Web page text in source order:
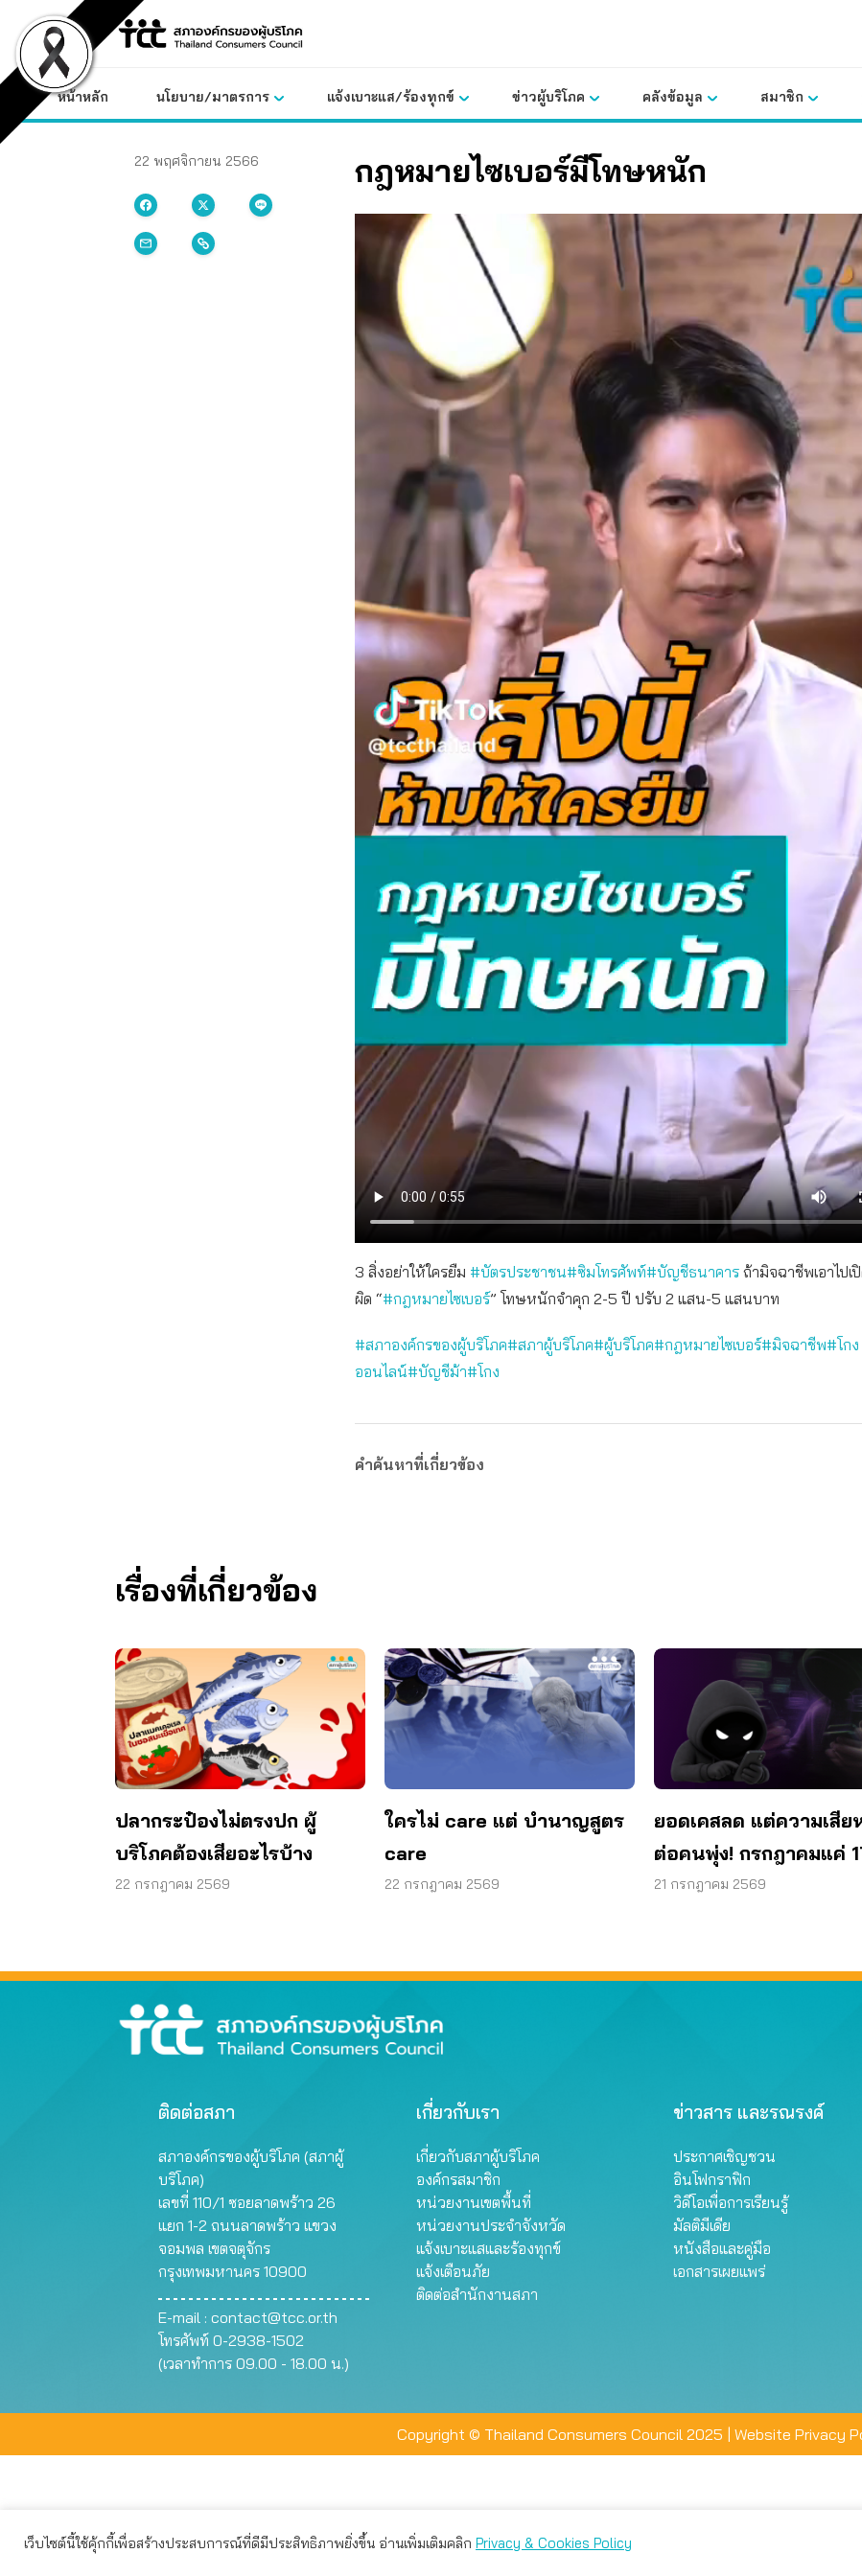
content
หน้าหลัก นโยบาย/มาตรการ แจ้งเบาะแส/ร้องทุกข์ ข่าวผู้บริโภค คลังข้อมูล สมาชิก
22 พฤศจิกายน 2566 กฎหมายไซเบอร์มีโทษหนัก
3 สิ่งอย่าให้ใครยืม #บัตรประชาชน#ซิมโทรศัพท์#บัญชีธนาคาร ถ้ามิจฉาชีพเอาไปเ
ผิด “#กฎหมายไซเบอร์” โทษหนักจำคุก 2-5 ปี ปรับ 2 แสน-5 แสนบาท
#สภาองค์กรของผู้บริโภค#สภาผู้บริโภค#ผู้บริโภค#กฎหมายไซเบอร์#มิจฉาชีพ#โกง
ออนไลน์#บัญชีม้า#โกง
คำค้นหาที่เกี่ยวข้อง
เรื่องที่เกี่ยวข้อง
ปลากระป๋องไม่ตรงปก ผู้
บริโภคต้องเสียอะไรบ้าง
22 กรกฎาคม 2569
ใครไม่ care แต่ บำนาญสูตร
care
22 กรกฎาคม 2569
ยอดเคสลด แต่ความเสีย
ต่อคนพุ่ง! กรกฎาคมแค่
สูญแล้วกว่า 521 ล้านบาท
21 กรกฎาคม 2569
ติดต่อสภา
สภาองค์กรของผู้บริโภค (สภาผู้
บริโภค)
เลขที่ 110/1 ซอยลาดพร้าว 26
แยก 1-2 ถนนลาดพร้าว แขวง
จอมพล เขตจตุจักร
กรุงเทพมหานคร 10900
E-mail : contact@tcc.or.th
โทรศัพท์ 0-2938-1502
(เวลาทำการ 09.00 - 18.00 น.)
เกี่ยวกับเรา
เกี่ยวกับสภาผู้บริโภค
องค์กรสมาชิก
หน่วยงานเขตพื้นที่
หน่วยงานประจำจังหวัด
แจ้งเบาะแสและร้องทุกข์
แจ้งเตือนภัย
ติดต่อสำนักงานสภา
ข่าวสาร และรณรงค์
ประกาศเชิญชวน
อินโฟกราฟิก
วิดีโอเพื่อการเรียนรู้
มัลติมีเดีย
หนังสือและคู่มือ
เอกสารเผยแพร่
Copyright © Thailand Consumers Council 2025 | Website Privacy
เว็บไซต์นี้ใช้คุ้กกี้เพื่อสร้างประสบการณ์ที่ดีมีประสิทธิภาพยิ่งขึ้น อ่านเพิ่มเติมคลิก Privacy & Cookies Policy
เว็บไซต์นี้ใช้คุกกี้เพื่อมอบประสบการณ์การใช้งานที่ดีให้แก่ท่าน คุณสามารถเลือกตั้งค่าความเป็นส่วนตัวได้